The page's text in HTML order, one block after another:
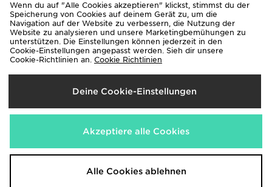
Lieferung Nach
Deutschland
Wir akzeptieren folgende Zahlungsmethoden
Corporate Website www.jdplc.com
Wenn du auf "Alle Cookies akzeptieren" klickst, stimmst du der
Speicherung von Cookies auf deinem Gerät zu, um die
Navigation auf der Website zu verbessern, die Nutzung der
Website zu analysieren und unsere Marketingbemühungen zu
unterstützen. Die Einstellungen können jederzeit in den
Cookie-Einstellungen angepasst werden. Sieh dir unsere
Cookie-Richtlinien an. Cookie Richtlinien
Deine Cookie-Einstellungen
Akzeptiere alle Cookies
Alle Cookies ablehnen